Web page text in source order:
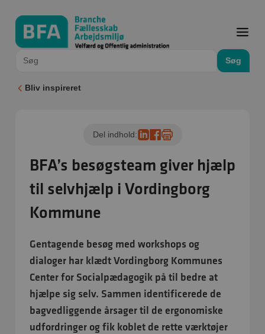
Søg
Bliv inspireret
BFA’s besøgsteam giver hjælp
til selvhjælp i Vordingborg
Kommune
Del indhold:
Gentagende besøg med workshops og
dialoger har klædt Vordingborg Kommunes
Center for Socialpædagogik på til bedre at
hjælpe sig selv. Sammen identificerede de
bagvedliggende årsager til de ergonomiske
udfordringer og fik koblet de rette værktøjer